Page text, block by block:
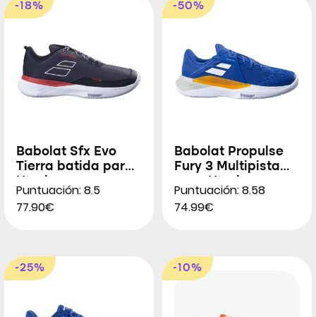
-18%
Babolat Sfx Evo
Tierra batida para
Puntuación: 8.5
77.90€
-50%
Babolat Propulse
Fury 3 Multipista
Puntuación: 8.58
74.99€
-25% -10%